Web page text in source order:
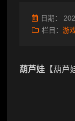
日期：
栏目： 游
葫芦娃 【葫芦